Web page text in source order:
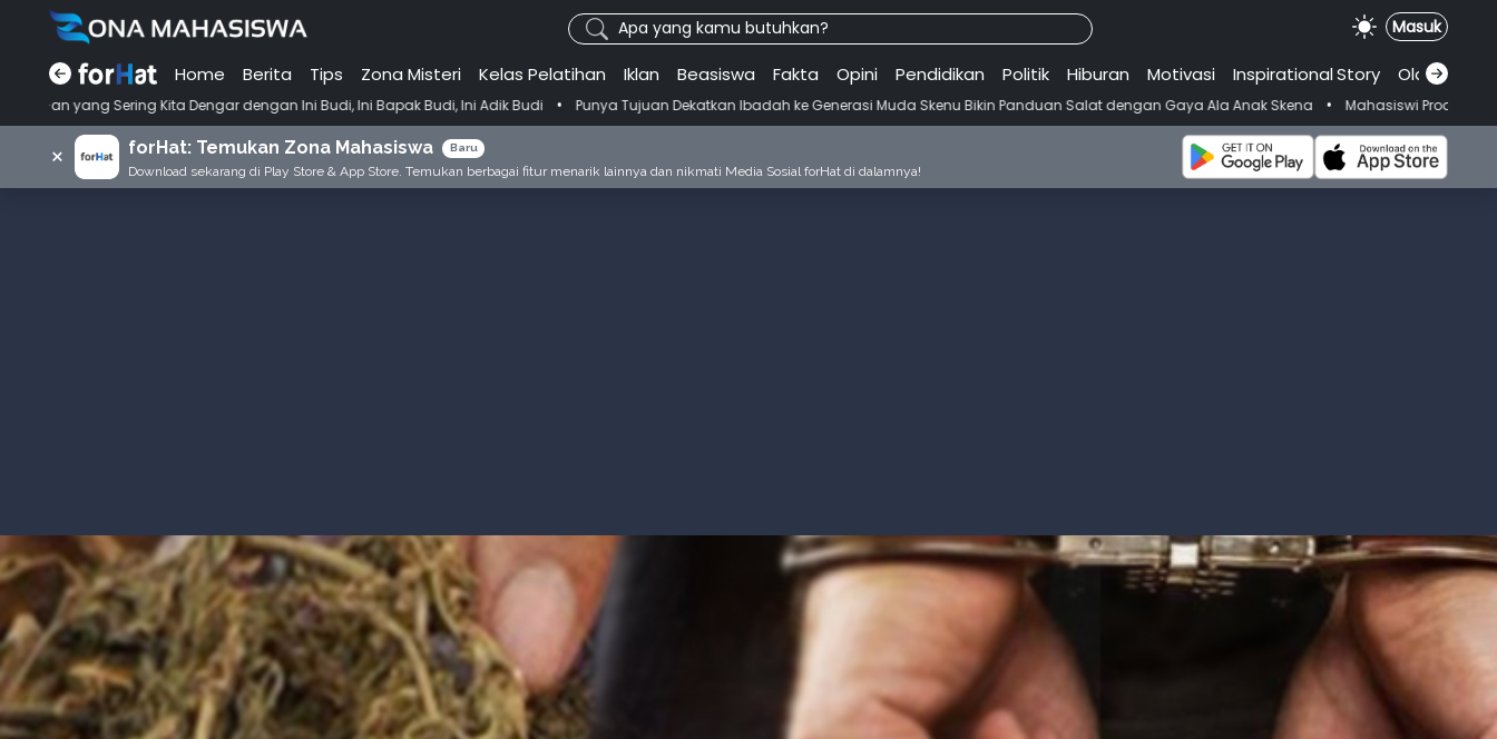
Apa yang kamu butuhkan? Masuk
Home Berita Tips Zona Misteri Kelas Pelatihan Iklan Beasiswa Fakta Opini Pendidikan Politik Hiburan Motivasi Inspirational.Story Olahraga
Kita Dengar dengan Ini Budi, Ini Bapak Budi, Ini Adik Budi • Punya Tujuan Dekatkan Ibadah ke Generasi Muda Skenu Bikin Panduan Salat dengan Gaya Ala Anak Skena • Mahasiswi Prodi FKM-Undana Diduga
× forHat: Temukan Zona Mahasiswa Baru
Download sekarang di Play Store & App Store. Temukan berbagai fitur menarik lainnya dan nikmati Media Sosial forHat di dalamnya!